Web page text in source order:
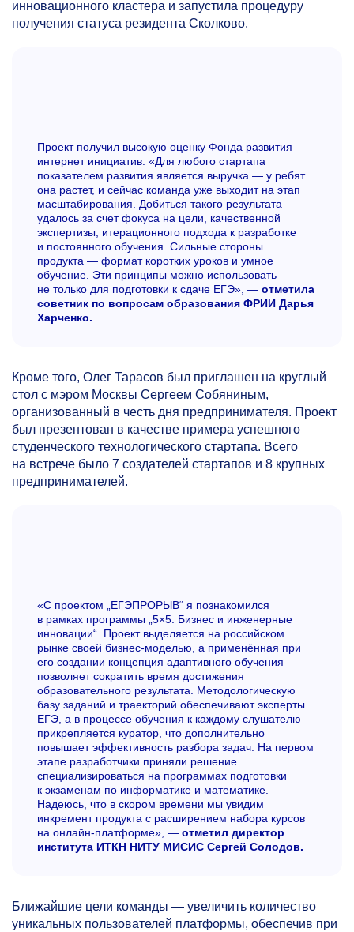
инновационного кластера и запустила процедуру
получения статуса резидента Сколково.
Проект получил высокую оценку Фонда развития
интернет инициатив. «Для любого стартапа
показателем развития является выручка — у ребят
она растет, и сейчас команда уже выходит на этап
масштабирования. Добиться такого результата
удалось за счет фокуса на цели, качественной
экспертизы, итерационного подхода к разработке
и постоянного обучения. Сильные стороны
продукта — формат коротких уроков и умное
обучение. Эти принципы можно использовать
не только для подготовки к сдаче ЕГЭ», — отметила
советник по вопросам образования ФРИИ Дарья
Харченко.
Кроме того, Олег Тарасов был приглашен на круглый
стол с мэром Москвы Сергеем Собяниным,
организованный в честь дня предпринимателя. Проект
был презентован в качестве примера успешного
студенческого технологического стартапа. Всего
на встрече было 7 создателей стартапов и 8 крупных
предпринимателей.
«С проектом „ЕГЭПРОРЫВ“ я познакомился
в рамках программы „5×5. Бизнес и инженерные
инновации“. Проект выделяется на российском
рынке своей бизнес-моделью, а применённая при
его создании концепция адаптивного обучения
позволяет сократить время достижения
образовательного результата. Методологическую
базу заданий и траекторий обеспечивают эксперты
ЕГЭ, а в процессе обучения к каждому слушателю
прикрепляется куратор, что дополнительно
повышает эффективность разбора задач. На первом
этапе разработчики приняли решение
специализироваться на программах подготовки
к экзаменам по информатике и математике.
Надеюсь, что в скором времени мы увидим
инкремент продукта с расширением набора курсов
на онлайн-платформе», — отметил директор
института ИТКН НИТУ МИСИС Сергей Солодов.
Ближайшие цели команды — увеличить количество
уникальных пользователей платформы, обеспечив при